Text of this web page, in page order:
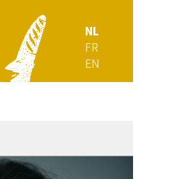
NL
FR
EN